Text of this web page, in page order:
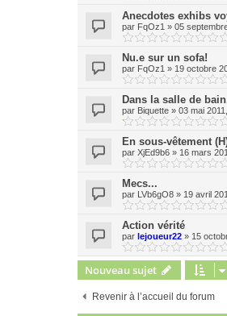
Anecdotes exhibs
par FqOz1 » 05
Nu.e sur un sofa!
par FqOz1 » 19 octobre
Dans la salle de
par Biquette » 03 mai
En sous-vêtement
par XjEd9b6 » 16 mars
Mecs...
par LVb6gO8 » 19 avril
Action vérité
par lejoueur22 » 15
Nouveau sujet
Revenir à l’accueil du forum